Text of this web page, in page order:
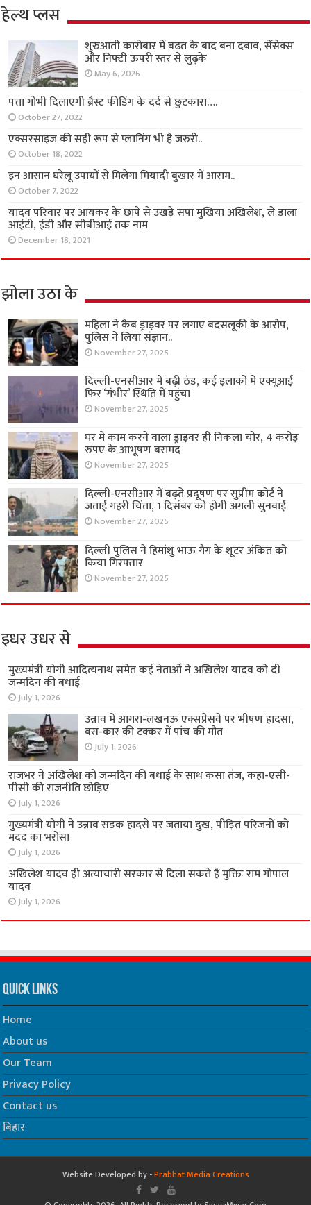
हेल्थ प्लस
शुरुआती कारोबार में बढ़त के बाद बना दबाव, सेंसेक्स
और निफ्टी ऊपरी स्तर से लुढ़के
May 6, 2026
पत्ता गोभी दिलाएगी ब्रैस्ट फीडिंग के दर्द से छुटकारा….
October 27, 2022
एक्सरसाइज की सही रूप से प्लानिंग भी है जरुरी..
October 18, 2022
इन आसान घरेलू उपायों से मिलेगा मियादी बुखार में आराम..
October 7, 2022
यादव परिवार पर आयकर के छापे से उखड़े सपा मुखिया अखिलेश, ले डाला
आईटी, ईडी और सीबीआई तक नाम
December 18, 2021
झोला उठा के
महिला ने कैब ड्राइवर पर लगाए बदसलूकी के आरोप,
पुलिस ने लिया संज्ञान..
November 27, 2025
दिल्ली-एनसीआर में बढ़ी ठंड, कई इलाकों में एक्यूआई
फिर ‘गंभीर’ स्थिति में पहुंचा
November 27, 2025
घर में काम करने वाला ड्राइवर ही निकला चोर, 4 करोड़
रुपए के आभूषण बरामद
November 27, 2025
दिल्ली-एनसीआर में बढ़ते प्रदूषण पर सुप्रीम कोर्ट ने
जताई गहरी चिंता, 1 दिसंबर को होगी अगली सुनवाई
November 27, 2025
दिल्ली पुलिस ने हिमांशु भाऊ गैंग के शूटर अंकित को
किया गिरफ्तार
November 27, 2025
इधर उधर से
मुख्यमंत्री योगी आदित्यनाथ समेत कई नेताओं ने अखिलेश यादव को दी
जन्मदिन की बधाई
July 1, 2026
उन्नाव में आगरा-लखनऊ एक्सप्रेसवे पर भीषण हादसा,
बस-कार की टक्कर में पांच की मौत
July 1, 2026
राजभर ने अखिलेश को जन्मदिन की बधाई के साथ कसा तंज, कहा-एसी-
पीसी की राजनीति छोड़िए
July 1, 2026
मुख्यमंत्री योगी ने उन्नाव सड़क हादसे पर जताया दुख, पीड़ित परिजनों को
मदद का भरोसा
July 1, 2026
अखिलेश यादव ही अत्याचारी सरकार से दिला सकते हैं मुक्तिः राम गोपाल
यादव
July 1, 2026
Quick Links
Home
About us
Our Team
Privacy Policy
Contact us
बिहार
Website Developed by -Prabhat Media Creations